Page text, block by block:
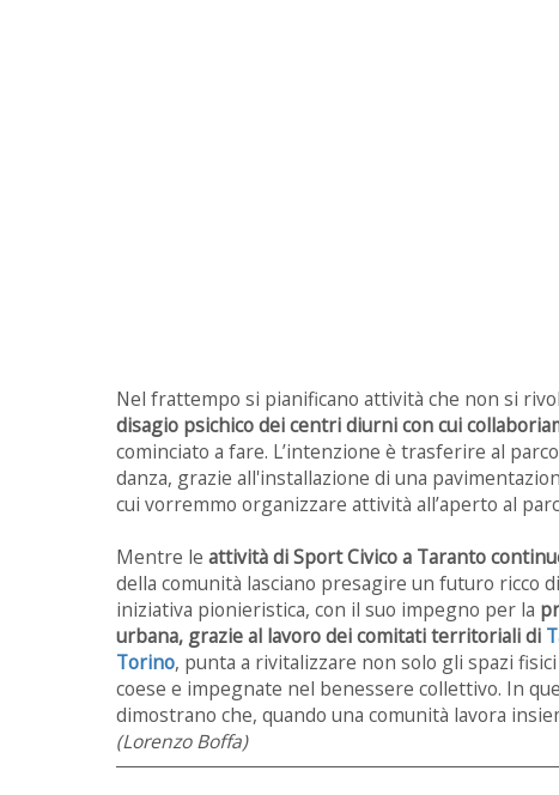
Nel frattempo si pianificano attività che non si
disagio psichico dei centri diurni con cui
cominciato a fare. L’intenzione è trasferire al
danza, grazie all'installazione di una
cui vorremmo organizzare attività all’aperto al
Mentre le attività di Sport Civico a Taranto
della comunità lasciano presagire un futuro ricco
iniziativa pionieristica, con il suo impegno per la
urbana, grazie al lavoro dei comitati territoriali di
Torino, punta a rivitalizzare non solo gli spazi
coese e impegnate nel benessere collettivo. In
dimostrano che, quando una comunità lavora
(Lorenzo Boffa)